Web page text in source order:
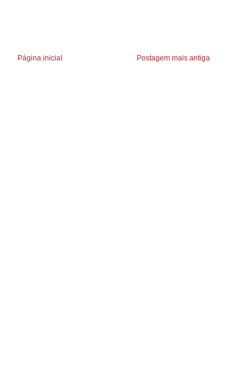
Postagem mais antiga
Página inicial